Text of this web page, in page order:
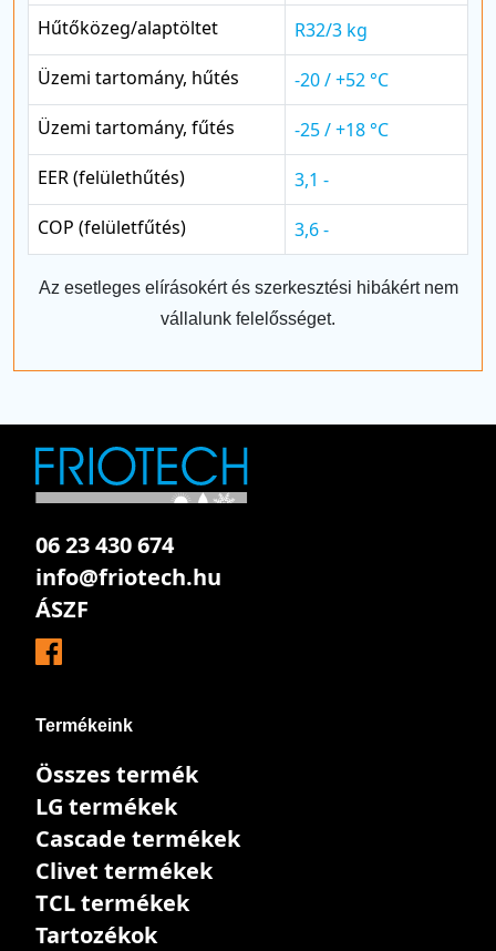
Hűtőközeg/alaptöltet
R32/3 kg
Üzemi tartomány, hűtés
-20 / +52 °C
Üzemi tartomány, fűtés
-25 / +18 °C
EER (felülethűtés)
3,1 -
COP (felületfűtés)
3,6 -
Az esetleges elírásokért és szerkesztési hibákért nem
vállalunk felelősséget.
06 23 430 674
info@friotech.hu
ÁSZF
Termékeink
Összes termék
LG termékek
Cascade termékek
Clivet termékek
TCL termékek
Tartozékok